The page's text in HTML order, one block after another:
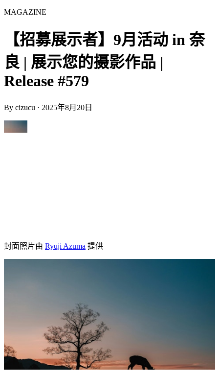
MAGAZINE
【招募展示者】9月活动 in 奈
良 | 展示您的摄影作品 |
Release #579
By cizucu · 2025年8月20日
封面照片由 Ryuji Azuma 提供